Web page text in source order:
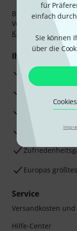
für
einfach
Sie können
über die
Bezahlen Sie
Vorkasse, PayPal,
Klarna Ratenzahlung
Ihre Vorteile
3 Jahre
30 Tage
Beratung
Europas
Service
Versandkosten
Hilfe-Center